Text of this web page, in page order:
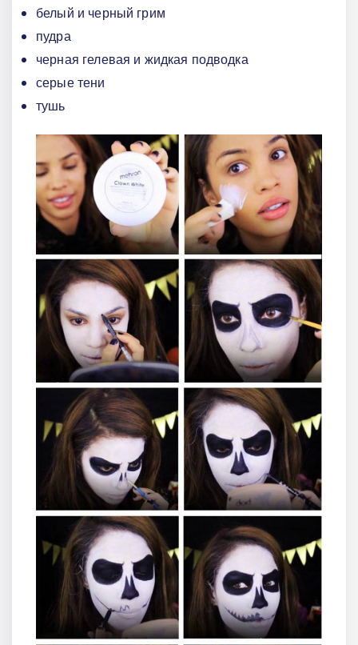
белый и черный грим
пудра
черная гелевая и жидкая подводка
серые тени
тушь